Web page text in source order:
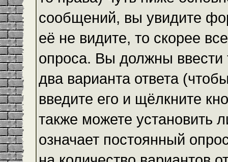
сообщений, вы увидите
её не видите, то скорее
опроса. Вы должны
два варианта ответа
введите его и щёлкните
также можете установить
означает постоянный